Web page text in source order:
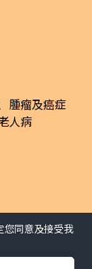
腫瘤及癌症
人病
同意及接受我